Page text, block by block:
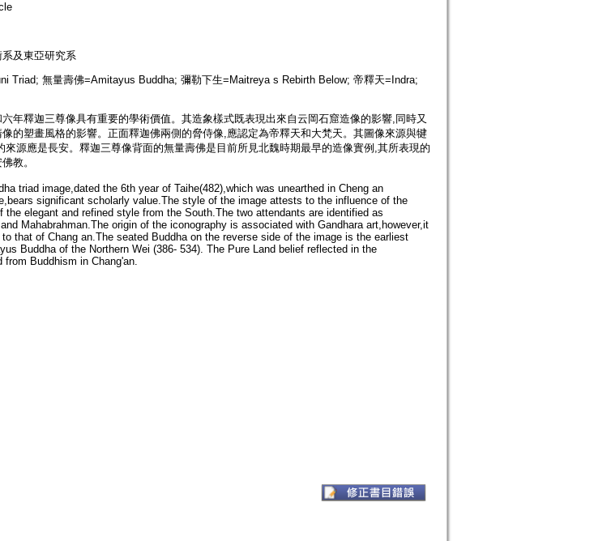
及東亞研究系
Triad; 無量壽佛=Amitayus Buddha; 彌勒下生=Maitreya s Rebirth Below; 帝釋天=Indra;
年釋迦三尊像具有重要的學術價值。其造象樣式既表現出來自云岡石窟造像的影響,同時又
的塑畫風格的影響。正面釋迦佛兩側的脅侍像,應認定為帝釋天和大梵天。其圖像來源與犍
來源應是長安。釋迦三尊像背面的無量壽佛是目前所見北魏時期最早的造像實例,其所表現的
教。
triad image,dated the 6th year of Taihe(482),which was unearthed in Cheng an
significant scholarly value.The style of the image attests to the influence of the
the elegant and refined style from the South.The two attendants are identified as
Mahabrahman.The origin of the iconography is associated with Gandhara art,however,it
that of Chang an.The seated Buddha on the reverse side of the image is the earliest
Buddha of the Northern Wei (386- 534). The Pure Land belief reflected in the
from Buddhism in Chang'an.